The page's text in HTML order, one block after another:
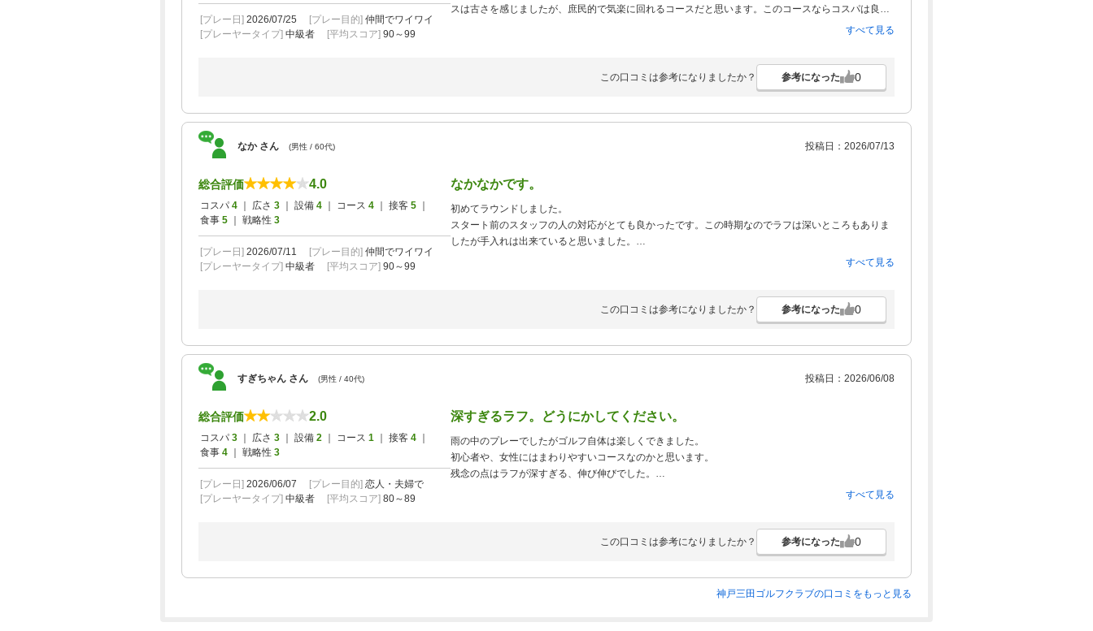
[プレー日] 2026/07/25 [プレー目的] 仲間でワイワイ
[プレーヤータイプ] 中級者 [平均スコア] 90～99
スは古さを感じましたが、庶民的で気楽に回れるコースだと思います。このコースならコスパは良い
方と思います。コース中の自販機に酒類しかなかったところがあり、清涼飲料も入れてほしかったの
すべて見る
この口コミは参考になりましたか？ 参考になった 0
なか さん (男性 / 60代) 投稿日：2026/07/13
総合評価 4.0
コスパ 4 ｜ 広さ 3 ｜ 設備 4 ｜ コース 4 ｜ 接客 5
食事 5 ｜ 戦略性 3
[プレー日] 2026/07/11 [プレー目的] 仲間でワイワイ
[プレーヤータイプ] 中級者 [平均スコア] 90～99
なかなかです。
初めてラウンドしました。
スタート前のスタッフの人の対応がとても良かったです。この時期なのでラフは深いところもありま
したが手入れは出来ていると思いました。
すべて見る
この口コミは参考になりましたか？ 参考になった 0
すぎちゃん さん (男性 / 40代) 投稿日：2026/06/08
総合評価 2.0
コスパ 3 ｜ 広さ 3 ｜ 設備 2 ｜ コース 1 ｜ 接客 4
食事 4 ｜ 戦略性 3
[プレー日] 2026/06/07 [プレー目的] 恋人・夫婦で
[プレーヤータイプ] 中級者 [平均スコア] 80～89
深すぎるラフ。どうにかしてください。
雨の中のプレーでしたがゴルフ自体は楽しくできました。
初心者や、女性にはまわりやすいコースなのかと思います。
残念の点はラフが深すぎる、伸び伸びでした。
すべて見る
この口コミは参考になりましたか？ 参考になった 0
神戸三田ゴルフクラブの口コミをもっと見る